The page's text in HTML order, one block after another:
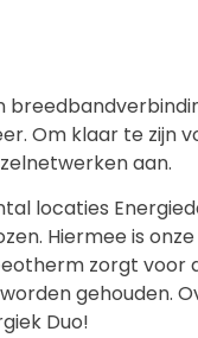
Om klaar te zijn
aan.
locaties
Hiermee is
zorgt voor
gehouden.
Duo!